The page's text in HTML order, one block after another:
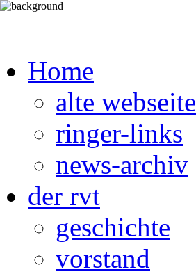
Home
alte webseite
ringer-links
news-archiv
der rvt
geschichte
vorstand